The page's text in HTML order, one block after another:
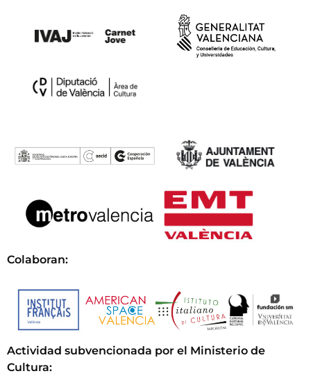
Colaboran:
Actividad subvencionada por el Ministerio de
Cultura: